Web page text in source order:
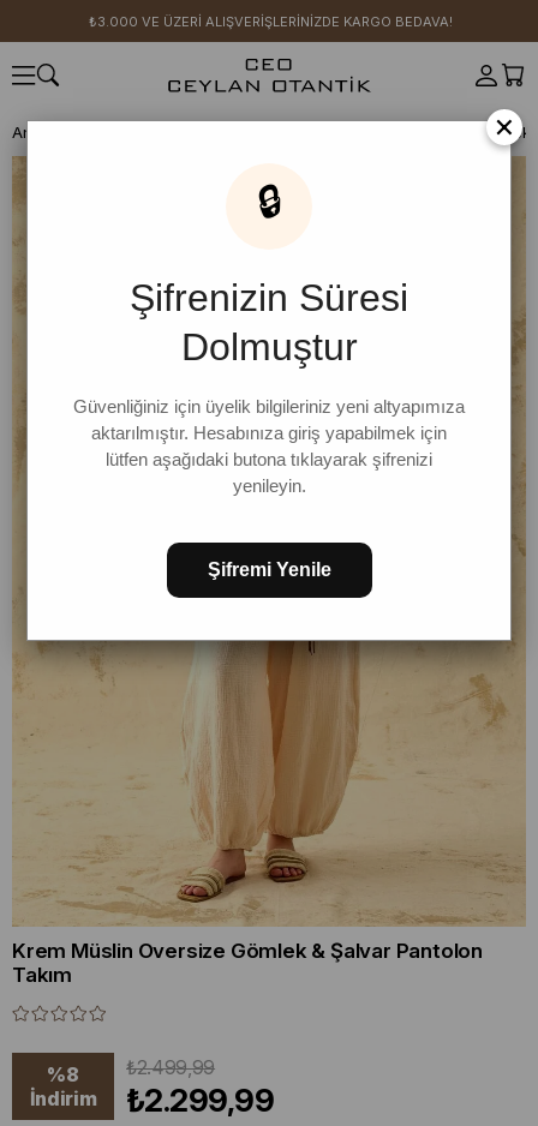
₺3.000 VE ÜZERİ ALIŞVERİŞLERİNİZDE KARGO BEDAVA!
Anasayfa Krem Müslin Oversize
Krem Müslin Oversize Gömlek & Şalvar Pantolon
Takım
%8
İndirim
₺2.499,99
₺2.299,99
×
🔒
Şifrenizin Süresi
Dolmuştur
Güvenliğiniz için üyelik bilgileriniz yeni altyapımıza
aktarılmıştır. Hesabınıza giriş yapabilmek için
lütfen aşağıdaki butona tıklayarak şifrenizi
yenileyin.
Şifremi Yenile